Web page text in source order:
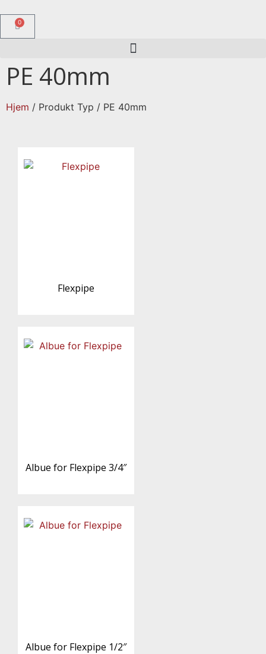
0
PE 40mm
Hjem / Produkt Typ / PE 40mm
Flexpipe
Albue for Flexpipe 3/4″
Albue for Flexpipe 1/2″